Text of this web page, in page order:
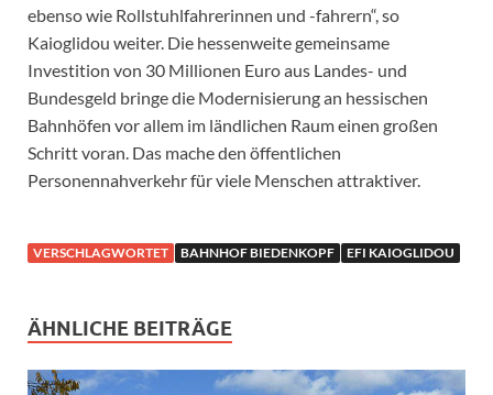
ebenso wie Rollstuhlfahrerinnen und -fahrern“, so
Kaioglidou weiter. Die hessenweite gemeinsame
Investition von 30 Millionen Euro aus Landes- und
Bundesgeld bringe die Modernisierung an hessischen
Bahnhöfen vor allem im ländlichen Raum einen großen
Schritt voran. Das mache den öffentlichen
Personennahverkehr für viele Menschen attraktiver.
VERSCHLAGWORTET BAHNHOF BIEDENKOPF EFI KAIOGLIDOU
ÄHNLICHE BEITRÄGE